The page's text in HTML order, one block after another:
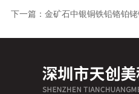
下一篇： 金矿石中银铜铁铅铬铂